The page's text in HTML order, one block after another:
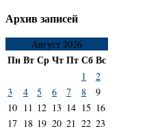
Архив записей
Август 2026
ПнВтСрЧтПтСбВс
1
2
3
4 5 6 7 8
9
10 11 12 13 14 15 16
17 18 19 20 21 22 23